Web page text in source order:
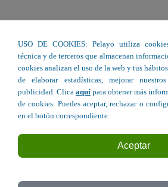
USO DE COOKIES: Pelayo utiliza
técnica y de terceros que almacenan
cookies analizan el uso de la web y tus
de elaborar estadísticas, mejorar
publicidad. Clica aquí para obtener más
de cookies. Puedes aceptar, rechazar o
en el botón correspondiente.
Aceptar